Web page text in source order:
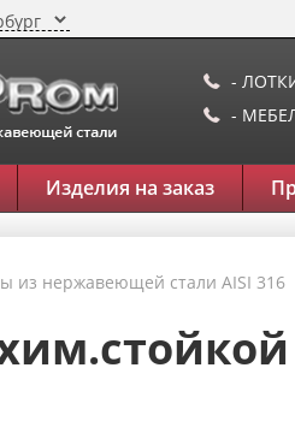
-
-
Изделия на заказ
из нержавеющей стали AISI 316